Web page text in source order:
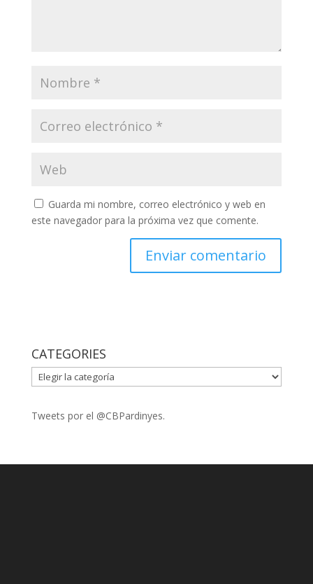
Guarda mi nombre, correo electrónico y web en
este navegador para la próxima vez que comente.
CATEGORIES
CATEGORIES
Tweets por el @CBPardinyes.